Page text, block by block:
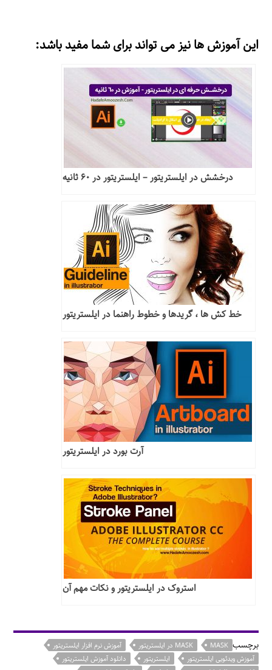
این آموزش ها نیز می تواند برای شما مفید باشد:
درخشش در ایلستریتور – ایلستریتور در ۶۰ ثانیه
خط کش ها ، گریدها و خطوط راهنما در ایلستریتور
آرت بورد در ایلستریتور
استروک در ایلستریتور و نکات مهم آن
برچسب MASK MASK در ایلستریتور
آموزش نرم افزار ایلستریتور
آموزش ویدئویی ایلستریتور
ایلستریتور
دانلود آموزش ایلستریتور